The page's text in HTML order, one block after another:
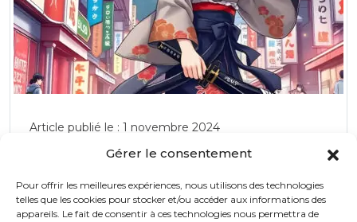
Gérer le consentement
Pour offrir les meilleures expériences, nous utilisons des technologies
telles que les cookies pour stocker et/ou accéder aux informations des
appareils. Le fait de consentir à ces technologies nous permettra de
Article publié le : 1 novembre 2024
Japan Touch 2024 : Une Célébration
Lyon
Le 30 novembre et 1er décembre 2024, Lyon se
transformera en un véritable centre de célébration de